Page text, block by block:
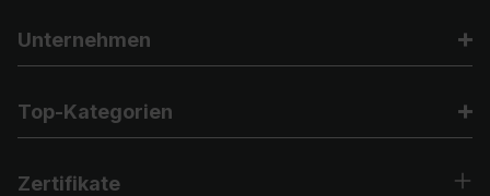
Unternehmen
Top-Kategorien
Zertifikate